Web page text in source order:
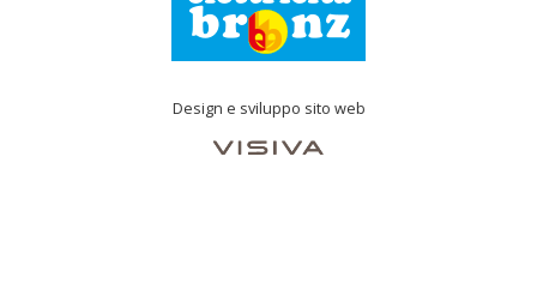
Design e sviluppo sito web